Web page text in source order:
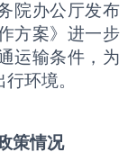
院办公厅发布
方案》进一步
运输条件，为
环境。
策情况